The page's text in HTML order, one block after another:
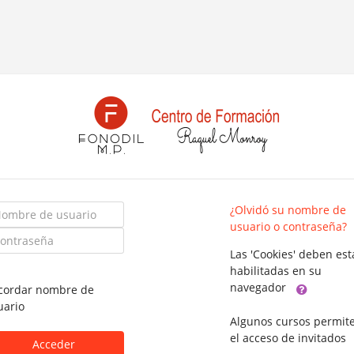
nombre de
Acceder
¿Olvidó su nombre de
usuario o contraseña?
Las 'Cookies' deben
habilitadas en su
navegador
Algunos cursos
el acceso de invitados